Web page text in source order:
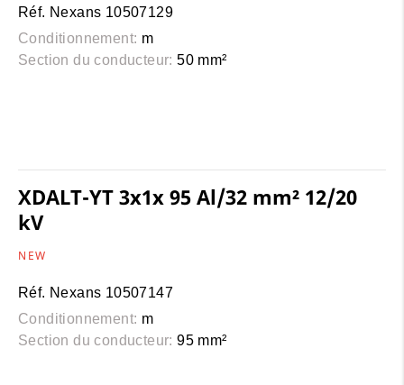
Réf. Nexans 10507129
Conditionnement: m
Section du conducteur: 50 mm²
XDALT-YT 3x1x 95 Al/32 mm² 12/20
kV
NEW
Réf. Nexans 10507147
Conditionnement: m
Section du conducteur: 95 mm²